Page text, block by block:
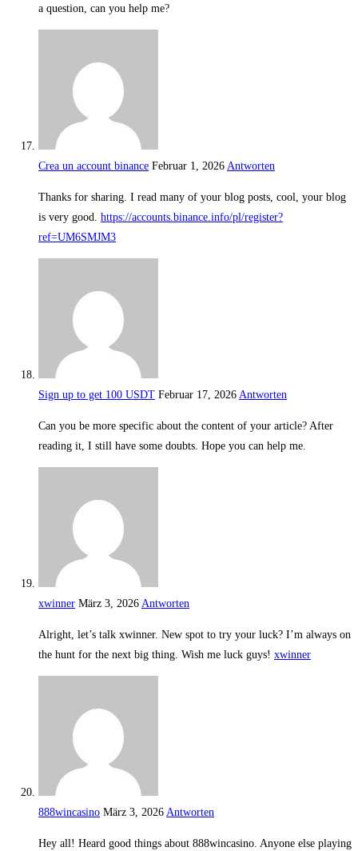
a question, can you help me?
Crea un account binance Februar 1, 2026 Antworten
Thanks for sharing. I read many of your blog posts, cool, your blog
is very good. https://accounts.binance.info/pl/register?
ref=UM6SMJM3
Sign up to get 100 USDT Februar 17, 2026 Antworten
Can you be more specific about the content of your article? After
reading it, I still have some doubts. Hope you can help me.
xwinner März 3, 2026 Antworten
Alright, let’s talk xwinner. New spot to try your luck? I’m always on
the hunt for the next big thing. Wish me luck guys! xwinner
888wincasino März 3, 2026 Antworten
Hey all! Heard good things about 888wincasino. Anyone else playing